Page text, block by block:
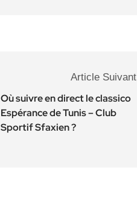
Article Suivant
Où suivre en direct le classico
Espérance de Tunis – Club
Sportif Sfaxien ?